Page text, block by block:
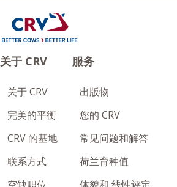
关于 CRV
关于 CRV
完美的平衡
CRV 的基地
联系方式
空缺职位
服务
出版物
您的 CRV
常见问题和解答
荷兰育种值
体貌和 线性评定